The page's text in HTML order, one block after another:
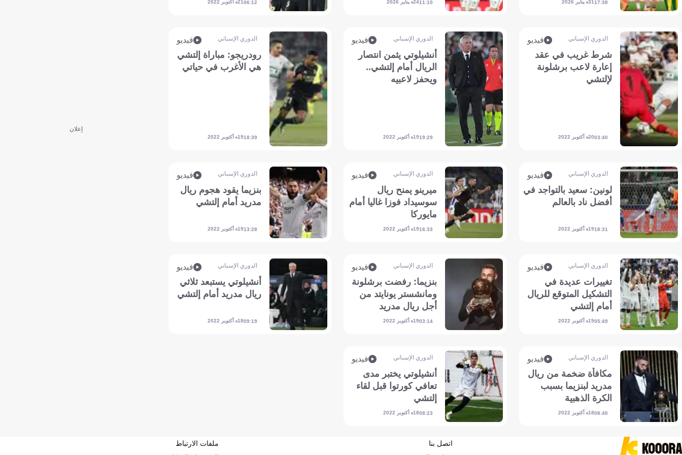
17:3831 يناير 2026 11:1024 يناير 2026 06:1221 أكتوبر 2022
الدوري الإسباني فيديو
شرط غريب في عقد
إعارة لاعب برشلونة
لإلتشي
03:4020 أكتوبر 2022
الدوري الإسباني فيديو
أنشيلوتي يثمن انتصار
الريال أمام إلتشي..
ويحفز لاعبيه
19:2919 أكتوبر 2022
الدوري الإسباني فيديو
رودريجو: مباراة إلتشي
هي الأغرب في حياتي
18:3919 أكتوبر 2022
الدوري الإسباني فيديو
لونين: سعيد بالتواجد في
أفضل ناد بالعالم
18:3119 أكتوبر 2022
الدوري الإسباني فيديو
ميرينو يمنح ريال
سوسيداد فوزا غاليا أمام
مايوركا
16:3319 أكتوبر 2022
الدوري الإسباني فيديو
بنزيما يقود هجوم ريال
مدريد أمام إلتشي
13:2819 أكتوبر 2022
الدوري الإسباني فيديو
تغييرات عديدة في
التشكيل المتوقع للريال
أمام إلتشي
05:4919 أكتوبر 2022
الدوري الإسباني فيديو
بنزيما: رفضت برشلونة
ومانشستر يونايتد من
أجل ريال مدريد
03:1419 أكتوبر 2022
الدوري الإسباني فيديو
أنشيلوتي يستبعد ثلاثي
ريال مدريد أمام إلتشي
09:1918 أكتوبر 2022
الدوري الإسباني فيديو
مكافأة ضخمة من ريال
مدريد لبنزيما بسبب
الكرة الذهبية
08:4018 أكتوبر 2022
الدوري الإسباني فيديو
أنشيلوتي يختبر مدى
تعافي كورتوا قبل لقاء
إلتشي
08:2318 أكتوبر 2022
إعلان
اتصل بنا
ملفات الارتباط